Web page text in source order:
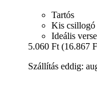
Tartós
Kis csillogó
Ideális
5.060 Ft (16.867
Szállítás eddig: